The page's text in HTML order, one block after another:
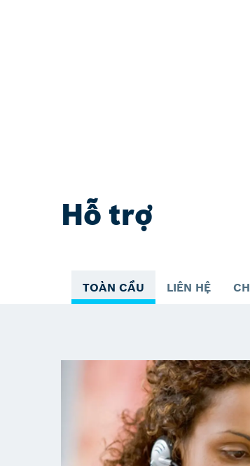
Hỗ trợ
TOÀN CẦU LIÊN HỆ